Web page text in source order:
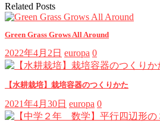
Related Posts
Green Grass Grows All Around
2022年4月2日 europa 0
【水耕栽培】栽培容器のつくりかた
2021年4月30日 europa 0